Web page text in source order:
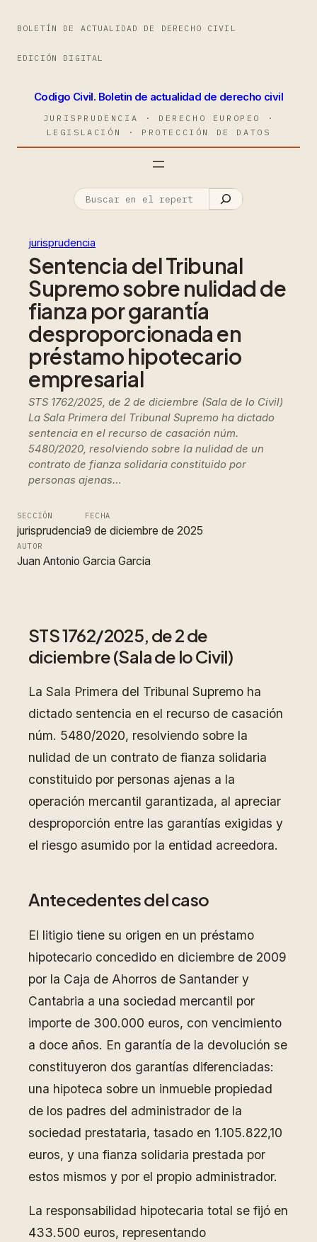
BOLETÍN DE ACTUALIDAD DE DERECHO CIVIL
EDICIÓN DIGITAL
Codigo Civil. Boletin de actualidad de derecho civil
JURISPRUDENCIA · DERECHO EUROPEO ·
LEGISLACIÓN · PROTECCIÓN DE DATOS
jurisprudencia
Sentencia del Tribunal
Supremo sobre nulidad de
fianza por garantía
desproporcionada en
préstamo hipotecario
empresarial
STS 1762/2025, de 2 de diciembre (Sala de lo Civil)
La Sala Primera del Tribunal Supremo ha dictado
sentencia en el recurso de casación núm.
5480/2020, resolviendo sobre la nulidad de un
contrato de fianza solidaria constituido por
personas ajenas…
SECCIÓN
jurisprudencia
FECHA
9 de diciembre de 2025
AUTOR
Juan Antonio Garcia Garcia
STS 1762/2025, de 2 de
diciembre (Sala de lo Civil)
La Sala Primera del Tribunal Supremo ha
dictado sentencia en el recurso de casación
núm. 5480/2020, resolviendo sobre la
nulidad de un contrato de fianza solidaria
constituido por personas ajenas a la
operación mercantil garantizada, al apreciar
desproporción entre las garantías exigidas y
el riesgo asumido por la entidad acreedora.
Antecedentes del caso
El litigio tiene su origen en un préstamo
hipotecario concedido en diciembre de 2009
por la Caja de Ahorros de Santander y
Cantabria a una sociedad mercantil por
importe de 300.000 euros, con vencimiento
a doce años. En garantía de la devolución se
constituyeron dos garantías diferenciadas:
una hipoteca sobre un inmueble propiedad
de los padres del administrador de la
sociedad prestataria, tasado en 1.105.822,10
euros, y una fianza solidaria prestada por
estos mismos y por el propio administrador.
La responsabilidad hipotecaria total se fijó en
433.500 euros, representando